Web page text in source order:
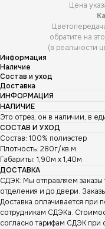
Цена
обратите на
(в реальности
Информация
Наличие
Состав и уход
Доставка
ИНФОРМАЦИЯ
НАЛИЧИЕ
Это отрез, он в наличии, в
СОСТАВ И УХОД
Состав: 100% полиэстер
Плотность: 280г/кв.м
Габариты: 1,90м х 1,40м
ДОСТАВКА
СДЭК: Мы отправляем
отделения и до двери.
Доставка оплачивается при
сотрудникам СДЭКа.
согласно тарифам СДЭК при